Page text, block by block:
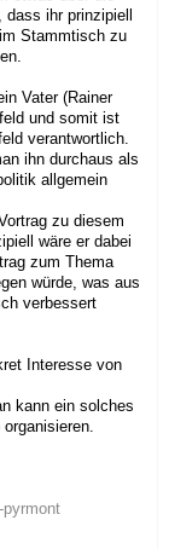
ihr prinzipiell
Stammtisch zu
Vater (Rainer
und somit ist
verantwortlich.
ihn durchaus als
allgemein
zu diesem
wäre er dabei
zum Thema
würde, was aus
verbessert
Interesse von
kann ein solches